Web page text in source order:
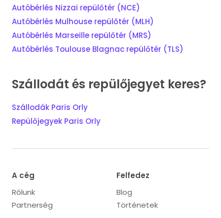
Autóbérlés Nizzai repülőtér (NCE)
Autóbérlés Mulhouse repülőtér (MLH)
Autóbérlés Marseille repülőtér (MRS)
Autóbérlés Toulouse Blagnac repülőtér (TLS)
Szállodát és repülőjegyet keres?
Szállodák Paris Orly
Repülőjegyek Paris Orly
A cég
Rólunk
Partnerség
Felfedez
Blog
Történetek